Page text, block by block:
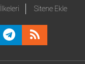
Sitene Ekle